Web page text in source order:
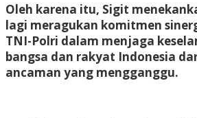
Oleh karena itu, Sigit
lagi meragukan komitmen
TNI-Polri dalam menjaga
bangsa dan rakyat Indonesia
ancaman yang mengganggu.